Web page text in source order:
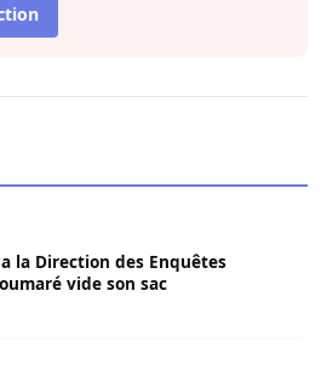
la Direction des Enquêtes
vide son sac